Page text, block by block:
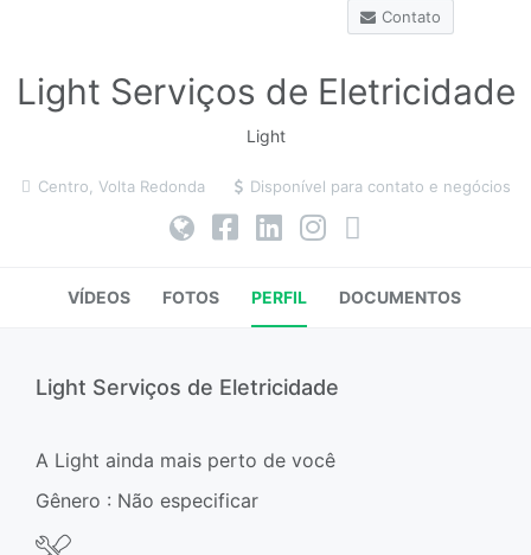
Contato
Light Serviços de Eletricidade
Light
Centro, Volta Redonda Disponível para contato e negócios
VÍDEOS FOTOS PERFIL DOCUMENTOS
Light Serviços de Eletricidade
A Light ainda mais perto de você
Gênero : Não especificar